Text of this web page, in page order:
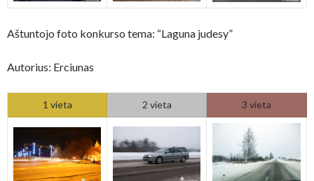
Aštuntojo foto konkurso tema: “Laguna judesy”
Autorius: Erciunas
1 vieta 2 vieta 3 vieta